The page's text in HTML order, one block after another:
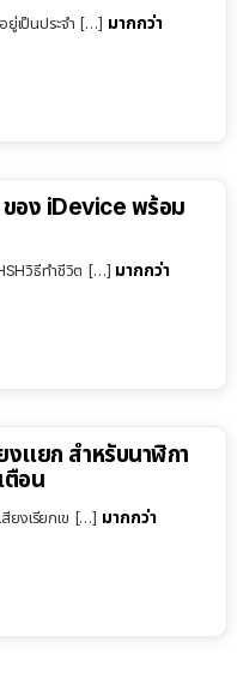
เป็นประจำ […] มากกว่า
ของ iDevice พร้อม
วิธีทำชีวิต […] มากกว่า
งแยก สำหรับนาฬิกา
ตือน
สียงเรียกเข […] มากกว่า